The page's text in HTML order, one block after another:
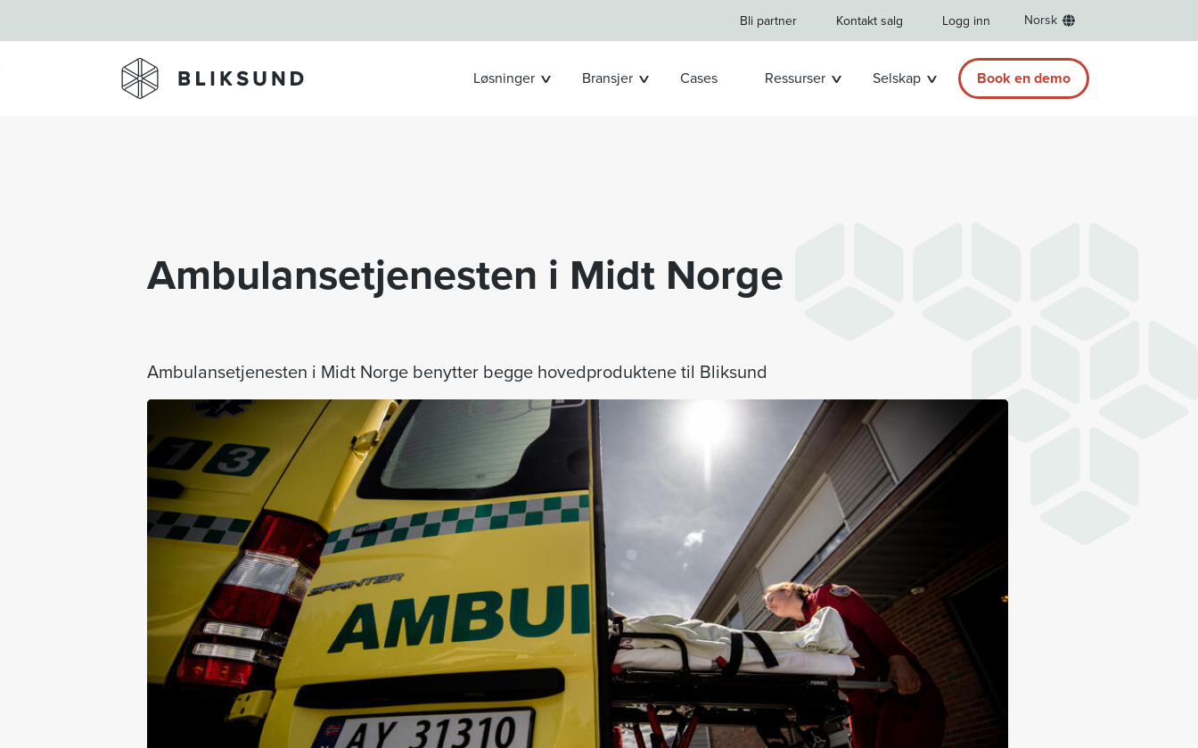
Bli partner Kontakt salg Logg inn Norsk
Skip to main content Løsninger Bransjer Cases Ressurser Selskap Book en demo
Ambulansetjenesten i Midt Norge
Ambulansetjenesten i Midt Norge benytter begge hovedproduktene til Bliksund